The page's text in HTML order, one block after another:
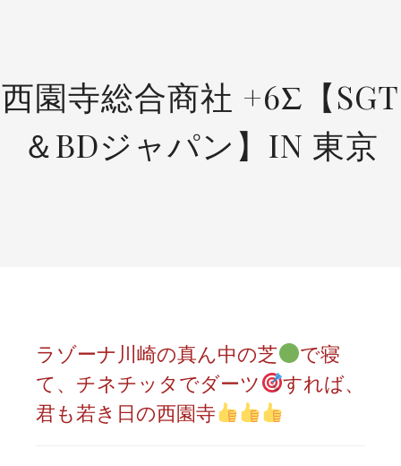
西園寺総合商社 +6Σ【SGT
＆BDジャパン】IN 東京
ラゾーナ川崎の真ん中の芝
で寝
て、チネチッタでダーツ
すれば、
君も若き日の西園寺